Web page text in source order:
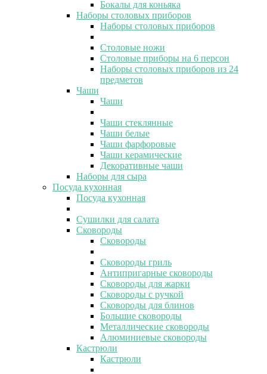
Бокалы для коньяка
Наборы столовых приборов
Наборы столовых приборов
Столовые ножи
Столовые приборы на 6 персон
Наборы столовых приборов из 24
предметов
Чаши
Чаши
Чаши стеклянные
Чаши белые
Чаши фарфоровые
Чаши керамические
Декоративные чаши
Наборы для сыра
Посуда кухонная
Посуда кухонная
Сушилки для салата
Сковороды
Сковороды
Сковороды гриль
Антипригарные сковороды
Сковороды для жарки
Сковороды с ручкой
Сковороды для блинов
Большие сковороды
Металлические сковороды
Алюминиевые сковороды
Кастрюли
Кастрюли